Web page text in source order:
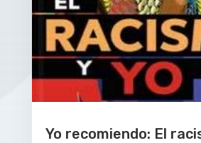
Yo recomiendo: El